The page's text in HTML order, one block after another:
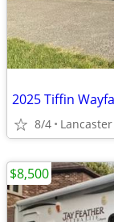
2025 Tiffin
8/4 Lancaster
$8,500